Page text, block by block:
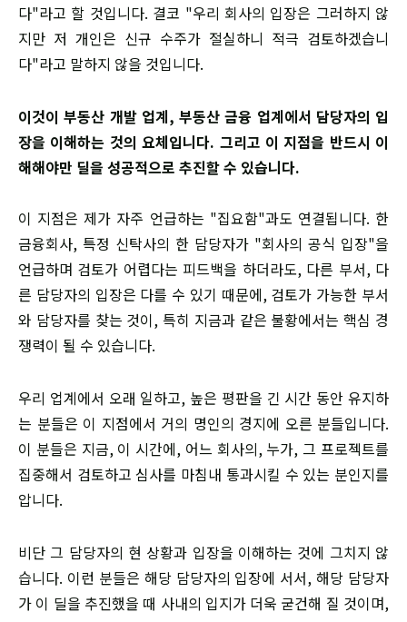
다"라고 할 것입니다. 결코 "우리 회사의 입장은 그러하지 않
지만 저 개인은 신규 수주가 절실하니 적극 검토하겠습니
다"라고 말하지 않을 것입니다.
​이것이 부동산 개발 업계, 부동산 금융 업계에서 담당자의 입
장을 이해하는 것의 요체입니다. 그리고 이 지점을 반드시 이
해해야만 딜을 성공적으로 추진할 수 있습니다.
이 지점은 제가 자주 언급하는 "집요함"과도 연결됩니다. 한
금융회사, 특정 신탁사의 한 담당자가 "회사의 공식 입장"을
언급하며 검토가 어렵다는 피드백을 하더라도, 다른 부서, 다
른 담당자의 입장은 다를 수 있기 때문에, 검토가 가능한 부서
와 담당자를 찾는 것이, 특히 지금과 같은 불황에서는 핵심 경
쟁력이 될 수 있습니다.
우리 업계에서 오래 일하고, 높은 평판을 긴 시간 동안 유지하
는 분들은 이 지점에서 거의 명인의 경지에 오른 분들입니다.
이 분들은 지금, 이 시간에, 어느 회사의, 누가, 그 프로젝트를
집중해서 검토하고 심사를 마침내 통과시킬 수 있는 분인지를
압니다.
​비단 그 담당자의 현 상황과 입장을 이해하는 것에 그치지 않
습니다. 이런 분들은 해당 담당자의 입장에 서서, 해당 담당자
가 이 딜을 추진했을 때 사내의 입지가 더욱 굳건해 질 것이며,